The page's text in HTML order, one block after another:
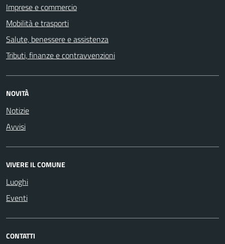
Imprese e commercio
Mobilità e trasporti
Salute, benessere e assistenza
Tributi, finanze e contravvenzioni
NOVITÀ
Notizie
Avvisi
VIVERE IL COMUNE
Luoghi
Eventi
CONTATTI